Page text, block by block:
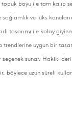
boyu ile tam kalıp
ve lüks
tasarımı ile kolay
trendlerine uygun bir
sunar. Hakiki
böylece uzun süreli